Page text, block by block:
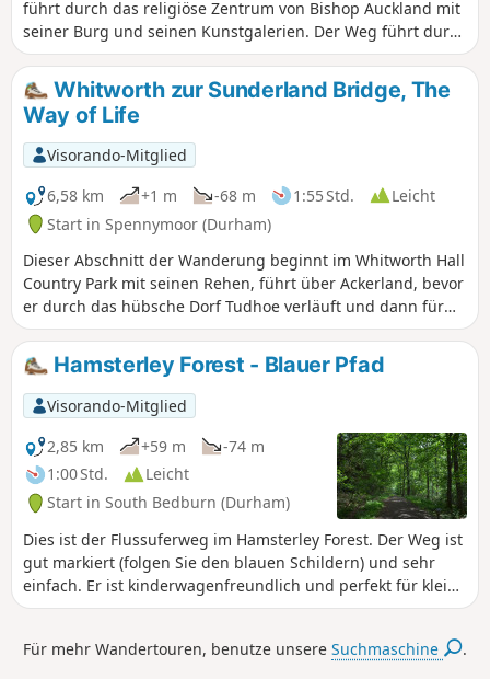
führt durch das religiöse Zentrum von Bishop Auckland mit
seiner Burg und seinen Kunstgalerien. Der Weg führt durch
viele Dörfer der Grafschaft Durham, vom Ufer des Flusses
Tees bis zum Ufer des Flusses Wear. Auf der gesamten
Wanderung sind Zeugnisse der religiösen und industriellen
Vergangenheit der Grafschaft Durham zu sehen, darunter
die Etherley Incline, eine frühe Eisenbahnstrecke, das
mittelalterliche Durham, die sächsische Kirche von Escomb
und das römische Kastell von Binchester.
Whitworth zur Sunderland Bridge, The
Way of Life
Visorando-Mitglied
6,58 km
+1 m -68 m 1:55 Std.
Leicht
Start in Spennymoor (Durham)
Dieser Abschnitt der Wanderung beginnt im Whitworth Hall
Country Park mit seinen Rehen, führt über Ackerland, bevor
er durch das hübsche Dorf Tudhoe verläuft und dann für
einen kurzen Abschnitt auf den Weardale Way trifft, bevor
er die Außenbezirke von Durham City erreicht.
Hamsterley Forest - Blauer Pfad
Visorando-Mitglied
2,85 km
+59 m
-74 m
1:00 Std.
Leicht
Start in South Bedburn (Durham)
Dies ist der Flussuferweg im Hamsterley Forest. Der Weg ist
gut markiert (folgen Sie den blauen Schildern) und sehr
einfach. Er ist kinderwagenfreundlich und perfekt für kleine
Beine. Er ist hundefreundlich. Im Wald gibt es noch weitere
Für mehr Wandertouren, benutze unsereSuchmaschine .